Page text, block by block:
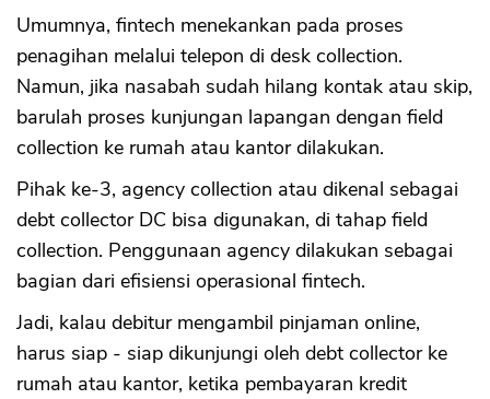
Umumnya, fintech menekankan pada proses
penagihan melalui telepon di desk collection.
Namun, jika nasabah sudah hilang kontak atau skip,
barulah proses kunjungan lapangan dengan field
collection ke rumah atau kantor dilakukan.
Pihak ke-3, agency collection atau dikenal sebagai
debt collector DC bisa digunakan, di tahap field
collection. Penggunaan agency dilakukan sebagai
bagian dari efisiensi operasional fintech.
Jadi, kalau debitur mengambil pinjaman online,
harus siap - siap dikunjungi oleh debt collector ke
rumah atau kantor, ketika pembayaran kredit